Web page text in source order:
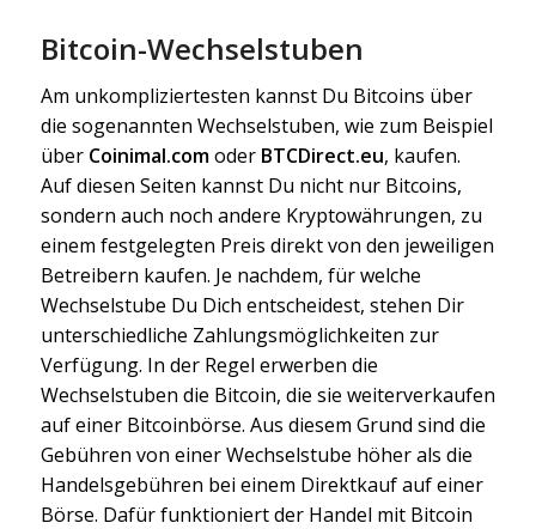
Bitcoin-Wechselstuben
Am unkompliziertesten kannst Du Bitcoins über
die sogenannten Wechselstuben, wie zum Beispiel
über Coinimal.comoder BTCDirect.eu, kaufen.
Auf diesen Seiten kannst Du nicht nur Bitcoins,
sondern auch noch andere Kryptowährungen, zu
einem festgelegten Preis direkt von den jeweiligen
Betreibern kaufen. Je nachdem, für welche
Wechselstube Du Dich entscheidest, stehen Dir
unterschiedliche Zahlungsmöglichkeiten zur
Verfügung. In der Regel erwerben die
Wechselstuben die Bitcoin, die sie weiterverkaufen
auf einer Bitcoinbörse. Aus diesem Grund sind die
Gebühren von einer Wechselstube höher als die
Handelsgebühren bei einem Direktkauf auf einer
Börse. Dafür funktioniert der Handel mit Bitcoin